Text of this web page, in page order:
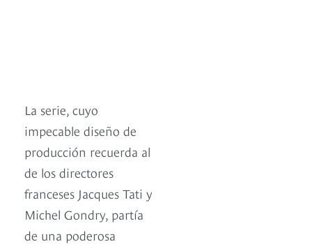
La serie, cuyo
impecable diseño de
producción recuerda al
de los directores
franceses Jacques Tati y
Michel Gondry, partía
de una poderosa